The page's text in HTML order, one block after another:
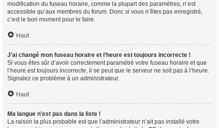
modification du fuseau horaire, comme la plupart des paramètres, n’est
accessible qu’aux membres du forum. Donc si vous n’êtes pas enregistré,
c’est le bon moment pour le faire.
Haut
J’ai changé mon fuseau horaire et l’heure est toujours incorrecte !
Si vous êtes sûr d’avoir correctement paramétré votre fuseau horaire et que
l’heure est toujours incorrecte, il se peut que le serveur ne soit pas à l’heure.
Signalez ce problème à un administrateur.
Haut
Ma langue n’est pas dans la liste !
La raison la plus probable est que l’administrateur n’ait pas installé votre